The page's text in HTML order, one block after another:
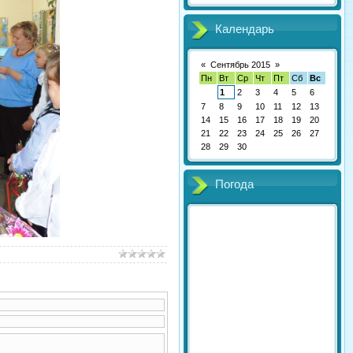
Календарь
« Сентябрь 2015 »
Пн
Вт Ср Чт Пт Сб
Вс
1
2 3 4 5
6
7
8 9 10 11 12
13
14
15 16 17 18 19
20
21
22 23 24 25 26
27
28
29 30
Погода